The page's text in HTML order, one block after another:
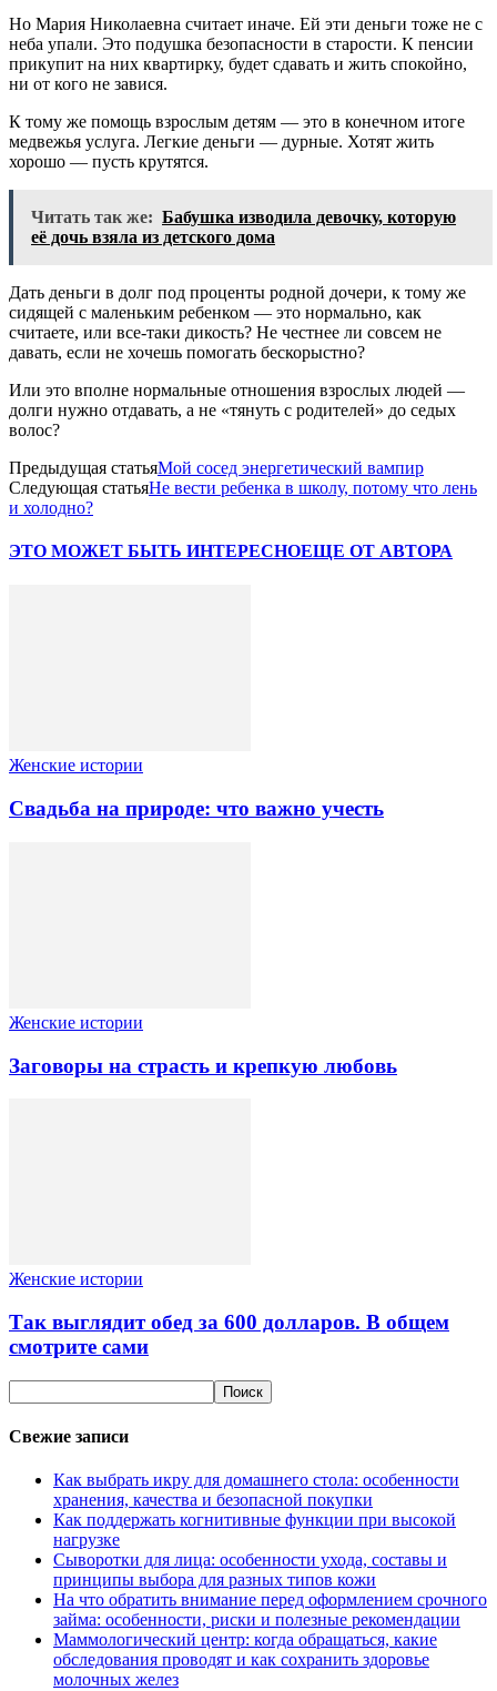
Но Мария Николаевна считает иначе. Ей эти деньги тоже не с
неба упали. Это подушка безопасности в старости. К пенсии
прикупит на них квартирку, будет сдавать и жить спокойно,
ни от кого не завися.
К тому же помощь взрослым детям — это в конечном итоге
медвежья услуга. Легкие деньги — дурные. Хотят жить
хорошо — пусть крутятся.
Читать так же: Бабушка изводила девочку, которую
её дочь взяла из детского дома
Дать деньги в долг под проценты родной дочери, к тому же
сидящей с маленьким ребенком — это нормально, как
считаете, или все-таки дикость? Не честнее ли совсем не
давать, если не хочешь помогать бескорыстно?
Или это вполне нормальные отношения взрослых людей —
долги нужно отдавать, а не «тянуть с родителей» до седых
волос?
Предыдущая статьяМой сосед энергетический вампир
Следующая статьяНе вести ребенка в школу, потому что лень
и холодно?
ЭТО МОЖЕТ БЫТЬ ИНТЕРЕСНОЕЩЕ ОТ АВТОРА
Женские истории
Свадьба на природе: что важно учесть
Женские истории
Заговоры на страсть и крепкую любовь
Женские истории
Так выглядит обед за 600 долларов. В общем
смотрите сами
Свежие записи
Как выбрать икру для домашнего стола: особенности
хранения, качества и безопасной покупки
Как поддержать когнитивные функции при высокой
нагрузке
Сыворотки для лица: особенности ухода, составы и
принципы выбора для разных типов кожи
На что обратить внимание перед оформлением срочного
займа: особенности, риски и полезные рекомендации
Маммологический центр: когда обращаться, какие
обследования проводят и как сохранить здоровье
молочных желез